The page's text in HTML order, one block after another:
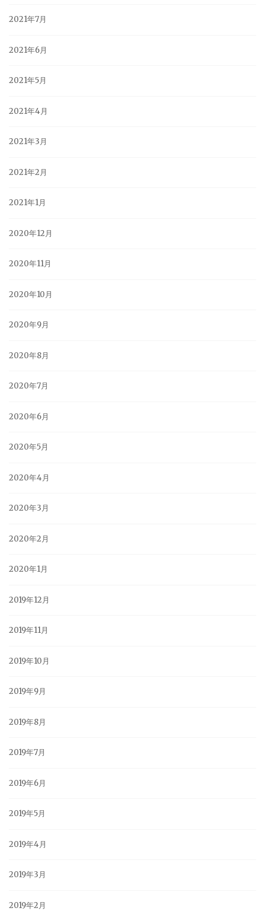
2021年7月
2021年6月
2021年5月
2021年4月
2021年3月
2021年2月
2021年1月
2020年12月
2020年11月
2020年10月
2020年9月
2020年8月
2020年7月
2020年6月
2020年5月
2020年4月
2020年3月
2020年2月
2020年1月
2019年12月
2019年11月
2019年10月
2019年9月
2019年8月
2019年7月
2019年6月
2019年5月
2019年4月
2019年3月
2019年2月